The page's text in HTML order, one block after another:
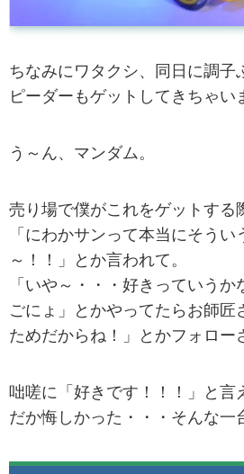
ちなみにワタクシ、同日に調子
ピーダーもゲットしてきちゃい
う～ん、マンダム。
売り場で僕がこれをゲットする
「にわかサンって本当にそう
～！！」とか言われて。
「いや～・・・好きっていうか
ごにょ」とかやってたらお師匠
ためだからね！」とかフォロー
咄嗟に「好きです！！！」と言
だか悔しかった・・・そんな一